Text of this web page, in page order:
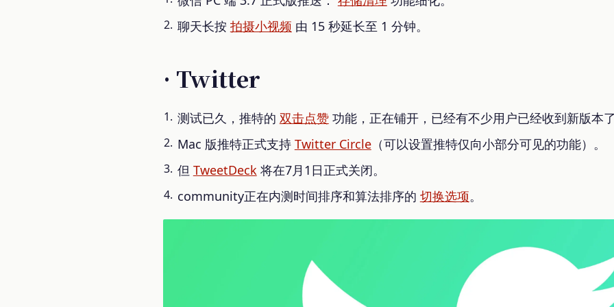
聊天长按 拍摄小视频 由 15 秒延长至 1 分钟。
· Twitter
测试已久，推特的 双击点赞功能，正在铺开，已经有不少用户已经收到新版本
Mac 版推特正式支持 Twitter Circle（可以设置推特仅向小部分可见的功能）。
但 TweetDeck将在7月1日正式关闭。
community正在内测时间排序和算法排序的 切换选项。